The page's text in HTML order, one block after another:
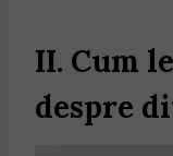
II. Cum
despre